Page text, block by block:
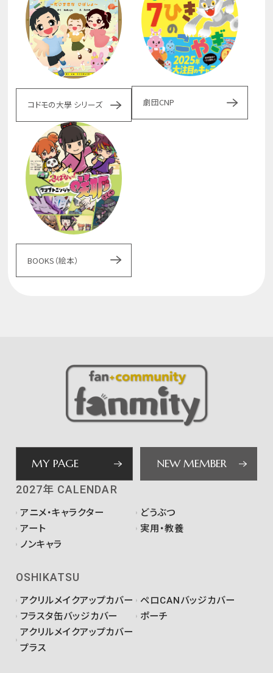
コドモの大學 シリーズ 劇団CNP
BOOKS（絵本）
MY PAGE NEW MEMBER
2027年 CALENDAR
アニメ・キャラクター
どうぶつ
アート
実用・教養
ノンキャラ
OSHIKATSU
アクリルメイクアップカバー
ペロCANバッジカバー
フラスタ缶バッジカバー
ポーチ
アクリルメイクアップカバー
プラス